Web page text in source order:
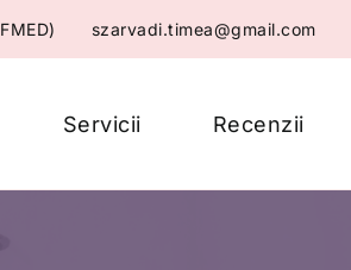
szarvadi.timea@gmail.com
Tünde
Servicii Recenzii